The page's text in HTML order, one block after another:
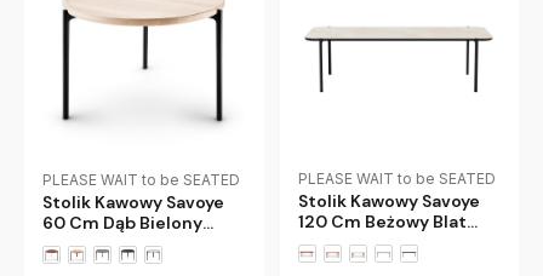
PLEASE WAIT to be SEATED
Stolik Kawowy Savoye
60 Cm Dąb Bielony
Please Wait To Be
Seated
PLEASE WAIT to be SEATED
Stolik Kawowy Savoye
120 Cm Beżowy Blat
Ceramiczny Pwtbs